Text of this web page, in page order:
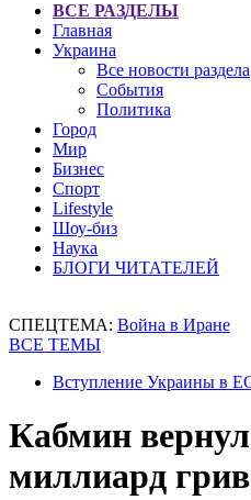
ВСЕ РАЗДЕЛЫ
Главная
Украина
Все новости раздела
События
Политика
Город
Мир
Бизнес
Спорт
Lifestyle
Шоу-биз
Наука
БЛОГИ ЧИТАТЕЛЕЙ
СПЕЦТЕМА: Война в Иране
ВСЕ ТЕМЫ
Вступление Украины в
Кабмин
миллиард